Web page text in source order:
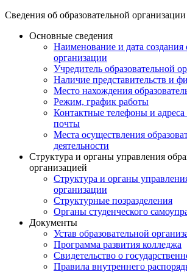
Сведения об образовательной организации
Основные сведения
Наименование и дата создания
организации
Учредитель образовательной
Наличие представительств и
Место нахождения
Режим, график работы
Контактные телефоны и адреса
почты
Места осуществления
деятельности
Структура и органы управления
организацией
Структура и органы
организации
Структурные позразделения
Органы студенческого
Документы
Устав образовательной
Программа развития колледжа
Свидетельство о
Правила внутреннего